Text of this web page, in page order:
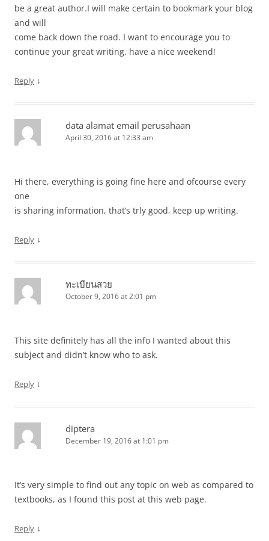
be a great author.I will make certain to bookmark your blog
and will
come back down the road. I want to encourage you to
continue your great writing, have a nice weekend!
Reply ↓
data alamat email perusahaan
April 30, 2016 at 12:33 am
Hi there, everything is going fine here and ofcourse every
one
is sharing information, that’s trly good, keep up writing.
Reply ↓
ทะเบียนสวย
October 9, 2016 at 2:01 pm
This site definitely has all the info I wanted about this
subject and didn’t know who to ask.
Reply ↓
diptera
December 19, 2016 at 1:01 pm
It’s very simple to find out any topic on web as compared to
textbooks, as I found this post at this web page.
Reply ↓